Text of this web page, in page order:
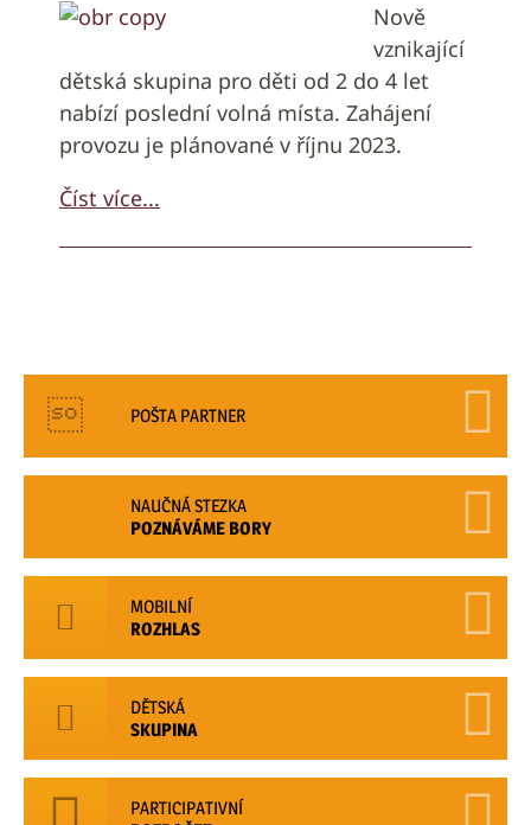
Nově
vznikající
dětská skupina pro děti od 2 do 4 let
nabízí poslední volná místa. Zahájení
provozu je plánované v říjnu 2023.
Číst více...
POŠTA PARTNER
NAUČNÁ STEZKA
POZNÁVÁME BORY
MOBILNÍ
ROZHLAS
DĚTSKÁ
SKUPINA
PARTICIPATIVNÍ